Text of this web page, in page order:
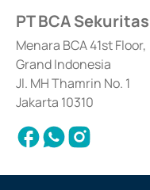
PT BCA Sekuritas
Menara BCA 41st Floor,
Grand Indonesia
Jl. MH Thamrin No. 1
Jakarta 10310